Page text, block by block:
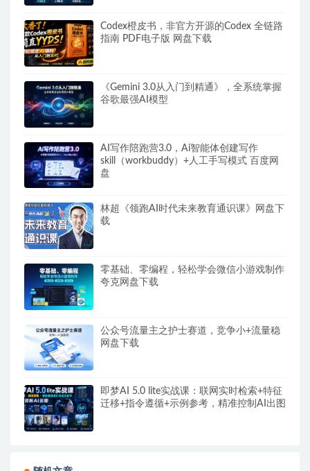
Codex橙皮书，非官方开源的Codex 全链路
指南 PDF电子版 网盘下载
《Gemini 3.0从入门到精通》，全系统掌握
谷歌最强AI模型
AI写作陪跑营3.0，Ai智能体创建写作
skill（workbuddy）+人工手写模式 百度网
盘
林超《领跑AI时代未来教育通识课》网盘下
载
零基础、零编程，轻松学会微信小游戏制作
夸克网盘下载
公众号流量主之护士赛道，竞争小+流量稳
网盘下载
即梦AI 5.0 lite实战课：联网实时检索+特征
迁移+指令遵循+示例参考，精准控制AI出图